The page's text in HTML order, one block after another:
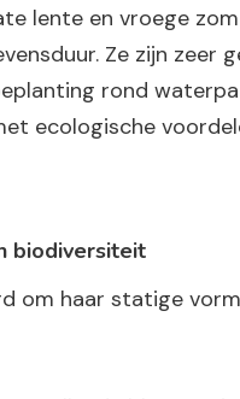
lente en vroege
Ze zijn zeer
rond
ecologische
biodiversiteit
om haar statige